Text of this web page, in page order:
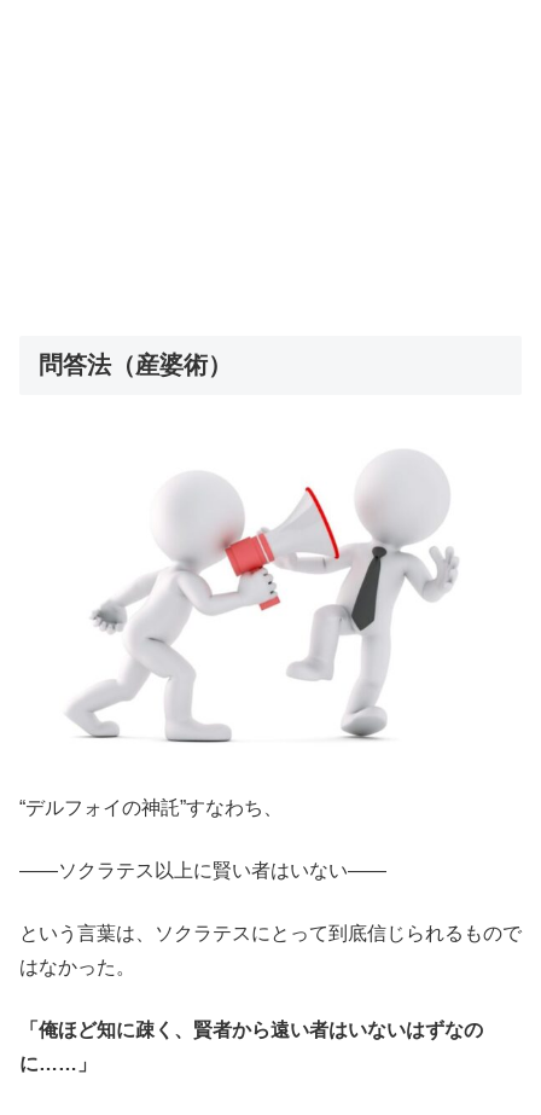
問答法（産婆術）
“デルフォイの神託”すなわち、
――ソクラテス以上に賢い者はいない――
という言葉は、ソクラテスにとって到底信じられるもので
はなかった。
「俺ほど知に疎く、賢者から遠い者はいないはずなの
に……」